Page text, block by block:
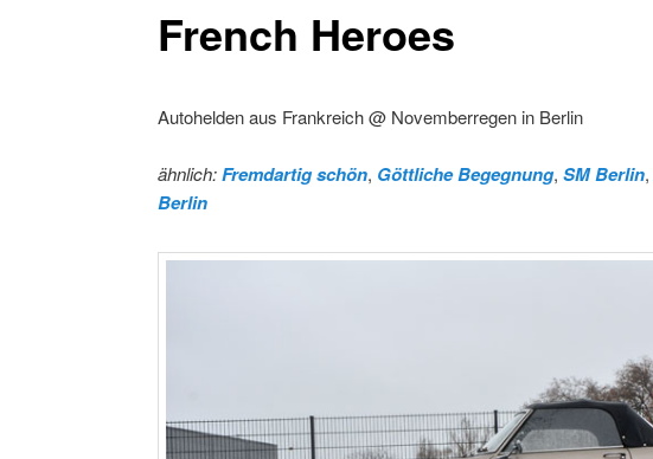
French Heroes
Autohelden aus Frankreich @ Novemberregen in Berlin
ähnlich:Fremdartig schön, Göttliche Begegnung, SM Berlin,
Berlin